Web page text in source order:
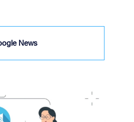
News